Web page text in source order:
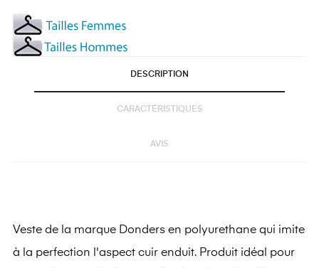
DESCRIPTION
CARACTÉRISTIQUES
AVIS
Veste de la marque Donders en polyurethane qui imite
à la perfection l'aspect cuir enduit. Produit idéal pour